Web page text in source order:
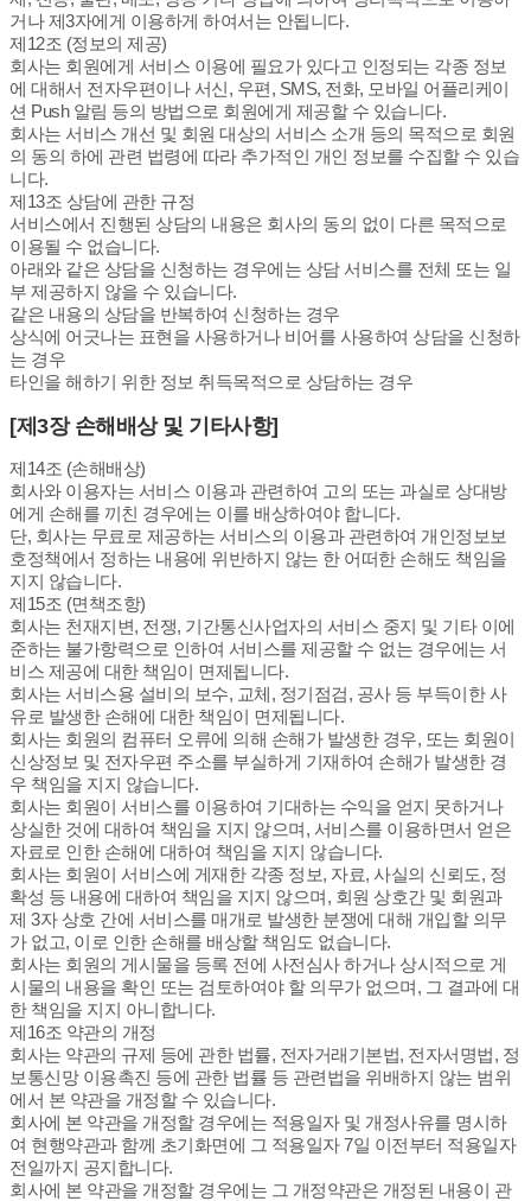
거나 제3자에게 이용하게 하여서는 안됩니다.
제12조 (정보의 제공)
회사는 회원에게 서비스 이용에 필요가 있다고 인정되는 각종 정보
에 대해서 전자우편이나 서신, 우편, SMS, 전화, 모바일 어플리케이
션 Push 알림 등의 방법으로 회원에게 제공할 수 있습니다.
회사는 서비스 개선 및 회원 대상의 서비스 소개 등의 목적으로 회원
의 동의 하에 관련 법령에 따라 추가적인 개인 정보를 수집할 수 있습
니다.
제13조 상담에 관한 규정
서비스에서 진행된 상담의 내용은 회사의 동의 없이 다른 목적으로
이용될 수 없습니다.
아래와 같은 상담을 신청하는 경우에는 상담 서비스를 전체 또는 일
부 제공하지 않을 수 있습니다.
같은 내용의 상담을 반복하여 신청하는 경우
상식에 어긋나는 표현을 사용하거나 비어를 사용하여 상담을 신청하
는 경우
타인을 해하기 위한 정보 취득목적으로 상담하는 경우
[제3장 손해배상 및 기타사항]
제14조 (손해배상)
회사와 이용자는 서비스 이용과 관련하여 고의 또는 과실로 상대방
에게 손해를 끼친 경우에는 이를 배상하여야 합니다.
단, 회사는 무료로 제공하는 서비스의 이용과 관련하여 개인정보보
호정책에서 정하는 내용에 위반하지 않는 한 어떠한 손해도 책임을
지지 않습니다.
제15조 (면책조항)
회사는 천재지변, 전쟁, 기간통신사업자의 서비스 중지 및 기타 이에
준하는 불가항력으로 인하여 서비스를 제공할 수 없는 경우에는 서
비스 제공에 대한 책임이 면제됩니다.
회사는 서비스용 설비의 보수, 교체, 정기점검, 공사 등 부득이한 사
유로 발생한 손해에 대한 책임이 면제됩니다.
회사는 회원의 컴퓨터 오류에 의해 손해가 발생한 경우, 또는 회원이
신상정보 및 전자우편 주소를 부실하게 기재하여 손해가 발생한 경
우 책임을 지지 않습니다.
회사는 회원이 서비스를 이용하여 기대하는 수익을 얻지 못하거나
상실한 것에 대하여 책임을 지지 않으며, 서비스를 이용하면서 얻은
자료로 인한 손해에 대하여 책임을 지지 않습니다.
회사는 회원이 서비스에 게재한 각종 정보, 자료, 사실의 신뢰도, 정
확성 등 내용에 대하여 책임을 지지 않으며, 회원 상호간 및 회원과
제 3자 상호 간에 서비스를 매개로 발생한 분쟁에 대해 개입할 의무
가 없고, 이로 인한 손해를 배상할 책임도 없습니다.
회사는 회원의 게시물을 등록 전에 사전심사 하거나 상시적으로 게
시물의 내용을 확인 또는 검토하여야 할 의무가 없으며, 그 결과에 대
한 책임을 지지 아니합니다.
제16조 약관의 개정
회사는 약관의 규제 등에 관한 법률, 전자거래기본법, 전자서명법, 정
보통신망 이용촉진 등에 관한 법률 등 관련법을 위배하지 않는 범위
에서 본 약관을 개정할 수 있습니다.
회사에 본 약관을 개정할 경우에는 적용일자 및 개정사유를 명시하
여 현행약관과 함께 초기화면에 그 적용일자 7일 이전부터 적용일자
전일까지 공지합니다.
회사에 본 약관을 개정할 경우에는 그 개정약관은 개정된 내용이 관